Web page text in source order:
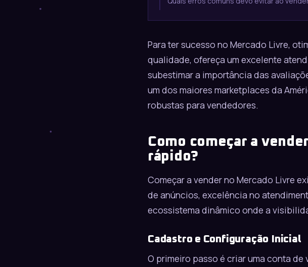
Para ter sucesso no Mercado Livre,
qualidade, ofereça um excelente
subestimar a importância das
um dos maiores marketplaces da
robustas para vendedores.
Como começar a
rápido?
Começar a vender no Mercado Livre
de anúncios, excelência no
ecossistema dinâmico onde a
Cadastro e Configuração Inicial
O primeiro passo é criar uma conta